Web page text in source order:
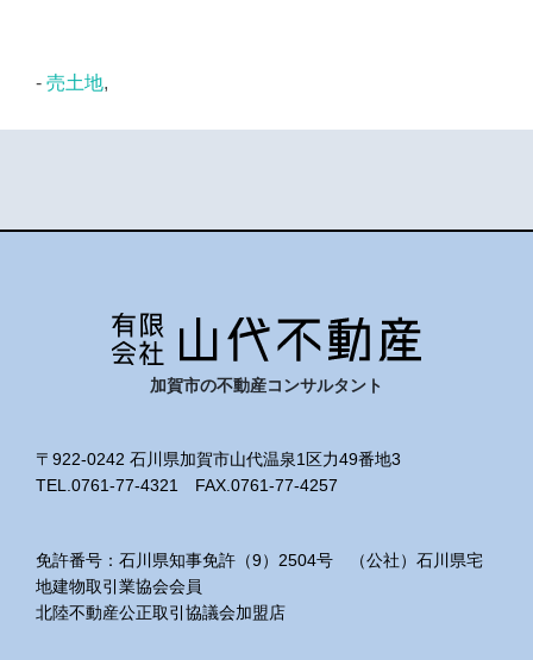
- 売土地,
加賀市の不動産コンサルタント
〒922-0242 石川県加賀市山代温泉1区力49番地3
TEL.0761-77-4321 FAX.0761-77-4257
免許番号：石川県知事免許（9）2504号 （公社）石川県宅
地建物取引業協会会員
北陸不動産公正取引協議会加盟店